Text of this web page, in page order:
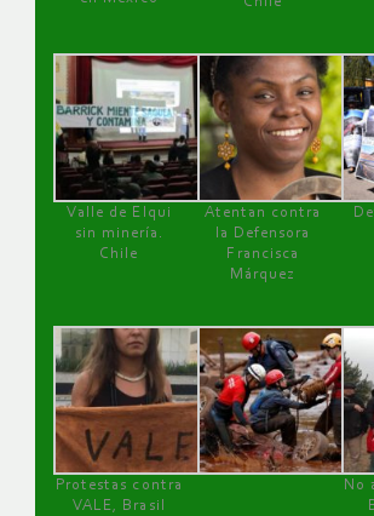
Valle de Elqui
sin minería.
Chile
Atentan contra
la Defensora
Francisca
Márquez
Protestas contra
VALE, Brasil
No